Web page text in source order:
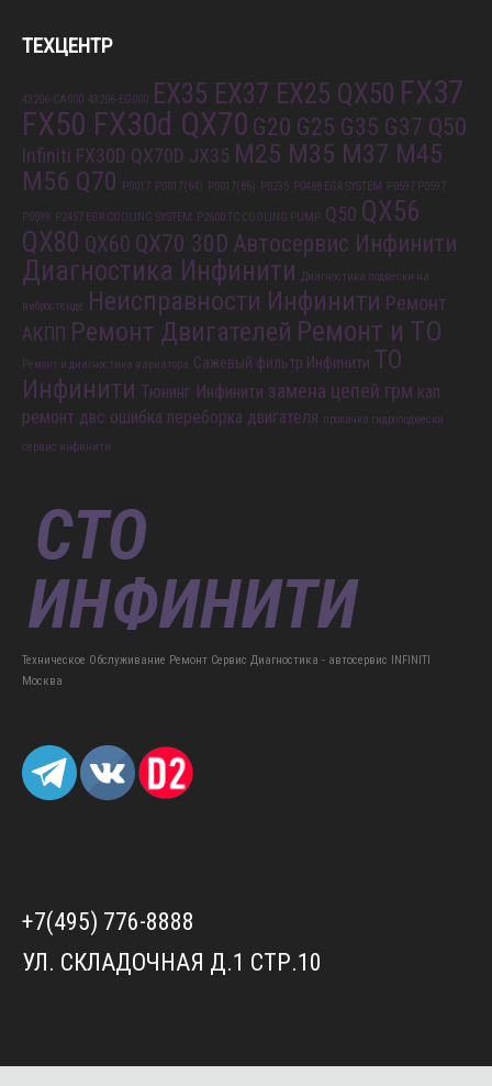
ТЕХЦЕНТР
43206-CA000 43206-EG000 EX35 EX37 EX25 QX50 FX37
FX50 FX30d QX70 G20 G25 G35 G37 Q50
Infiniti FX30D QX70D JX35 M25 M35 M37 M45
M56 Q70
P0017 P0017(64) P0017(85) P0235 P0488 EGR SYSTEM P0597 P0597
P0599 P2457 EGR COOLING SYSTEM P2600 TC COOLING PUMP Q50 QX56
QX80 QX60 QX70 30D Автосервис Инфинити
Диагностика Инфинити Диагностика подвески на
вибростенде Неисправности Инфинити Ремонт
АКПП Ремонт Двигателей Ремонт и ТО
Ремонт и диагностика вариатора Сажевый фильтр Инфинити ТО
Инфинити Тюнинг Инфинити замена цепей грм кап
ремонт двс ошибка переборка двигателя прокачка гидроподвески
сервис инфинити
Техническое Обслуживание Ремонт Сервис Диагностика - автосервис INFINITI
Москва
+7(495) 776-8888
УЛ. СКЛАДОЧНАЯ Д.1 СТР.10